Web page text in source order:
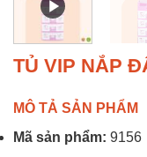
TỦ VIP NẮP
MÔ TẢ SẢN PHẨM
Mã sản phẩm: 9156